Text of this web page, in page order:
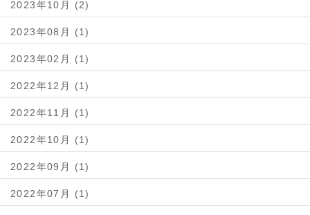
2023年10月 (2)
2023年08月 (1)
2023年02月 (1)
2022年12月 (1)
2022年11月 (1)
2022年10月 (1)
2022年09月 (1)
2022年07月 (1)